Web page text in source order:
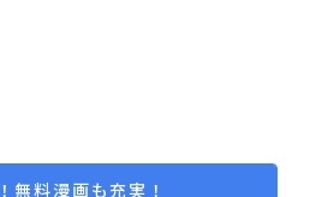
無料漫画も充実！